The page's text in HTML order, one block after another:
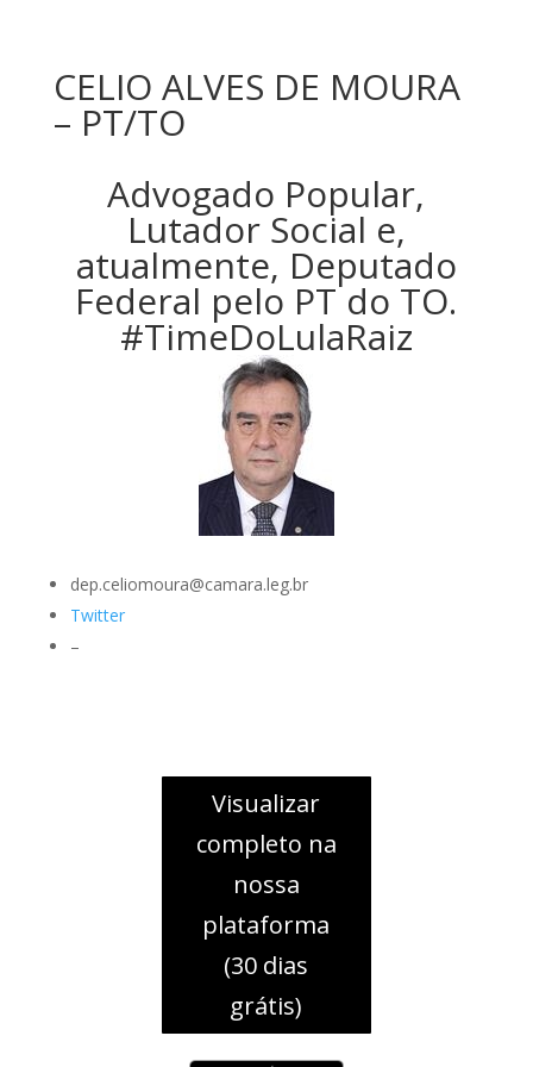
CELIO ALVES DE MOURA
– PT/TO
Advogado Popular,
Lutador Social e,
atualmente, Deputado
Federal pelo PT do TO.
#TimeDoLulaRaiz
dep.celiomoura@camara.leg.br
Twitter
–
Visualizar
completo na
nossa
plataforma
(30 dias
grátis)